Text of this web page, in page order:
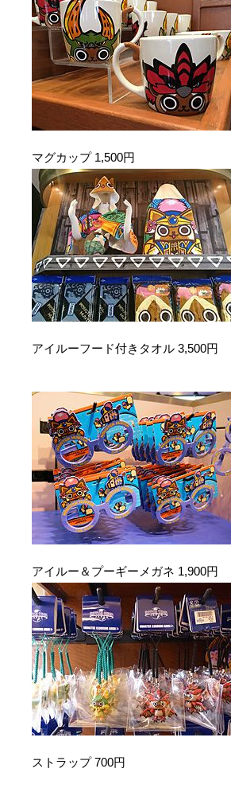
マグカップ 1,500円
アイルーフード付きタオル 3,500円
アイルー＆プーギーメガネ 1,900円
ストラップ 700円